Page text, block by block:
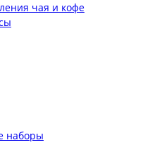
чая и кофе
наборы